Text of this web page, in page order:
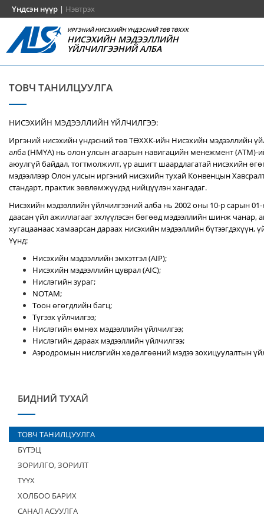
Үндсэн нүүр | Нэвтрэх
ИРГЭНИЙ НИСЭХИЙН ҮНДЭСНИЙ ТӨВ ТӨХХК
НИСЭХИЙН МЭДЭЭЛЛИЙН
ҮЙЛЧИЛГЭЭНИЙ АЛБА
ТОВЧ ТАНИЛЦУУЛГА
НИСЭХИЙН МЭДЭЭЛЛИЙН ҮЙЛЧИЛГЭЭ:
Иргэний нисэхийн үндэсний төв ТӨХХК-ийн Нисэхийн мэдээллийн
алба (НМҮА) нь олон улсын агаарын навигацийн менежмент (ATM)-
аюулгүй байдал, тогтмолжилт, үр ашигт шаардлагатай нисэхийн
мэдээллээр Олон улсын иргэний нисэхийн тухай Конвенцын
стандарт, практик зөвлөмжүүдэд нийцүүлэн хангадаг.
Нисэхийн мэдээллийн үйлчилгээний алба нь 2002 оны 10-р сарын
даасан үйл ажиллагааг эхлүүлэсэн бөгөөд мэдээллийн шинж чанар,
хугацаанаас хамаарсан дараах нисэхийн мэдээллийн бүтээгдэхүүн,
Үүнд:
Нисэхийн мэдээллийн эмхэтгэл (AIP);
Нисэхийн мэдээллийн цуврал (AIC);
Нислэгийн зураг;
NOTAM;
Тоон өгөгдлийн багц;
Түгээх үйлчилгээ;
Нислэгийн өмнөх мэдээллийн үйлчилгээ;
Нислэгийн дараах мэдээллийн үйлчилгээ;
Аэродромын нислэгийн хөдөлгөөний мэдээ зохицуулалтын
БИДНИЙ ТУХАЙ
ТОВЧ ТАНИЛЦУУЛГА
БҮТЭЦ
ЗОРИЛГО, ЗОРИЛТ
ТҮҮХ
ХОЛБОО БАРИХ
САНАЛ АСУУЛГА